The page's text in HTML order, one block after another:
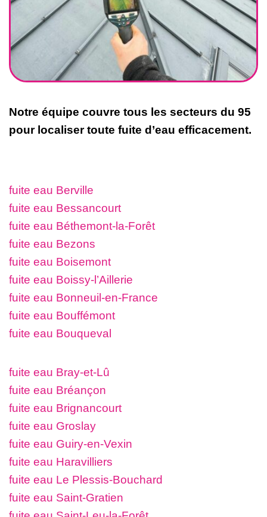
Notre équipe couvre tous les secteurs du 95
pour localiser toute fuite d’eau efficacement.
fuite eau Berville
fuite eau Bessancourt
fuite eau Béthemont-la-Forêt
fuite eau Bezons
fuite eau Boisemont
fuite eau Boissy-l’Aillerie
fuite eau Bonneuil-en-France
fuite eau Bouffémont
fuite eau Bouqueval
fuite eau Bray-et-Lû
fuite eau Bréançon
fuite eau Brignancourt
fuite eau Groslay
fuite eau Guiry-en-Vexin
fuite eau Haravilliers
fuite eau Le Plessis-Bouchard
fuite eau Saint-Gratien